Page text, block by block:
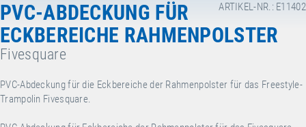
ARTIKEL-NR.: E11402
PVC-ABDECKUNG FÜR
ECKBEREICHE RAHMENPOLSTER
Fivesquare
PVC-Abdeckung für die Eckbereiche der Rahmenpolster für das Freestyle-
Trampolin Fivesquare.